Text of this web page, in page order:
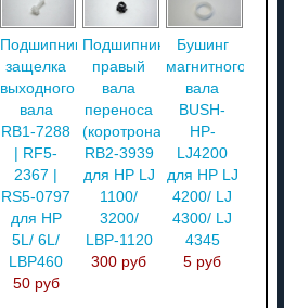
Подшипник-
защелка
выходного
вала
RB1-7288
| RF5-
2367 |
RS5-0797
для HP
5L/ 6L/
LBP460
50 руб
Подшипник
правый
вала
переноса
(коротрона)
RB2-3939
для HP LJ
1100/
3200/
LBP-1120
300 руб
Бушинг
магнитного
вала
BUSH-
HP-
LJ4200
для HP LJ
4200/ LJ
4300/ LJ
4345
5 руб